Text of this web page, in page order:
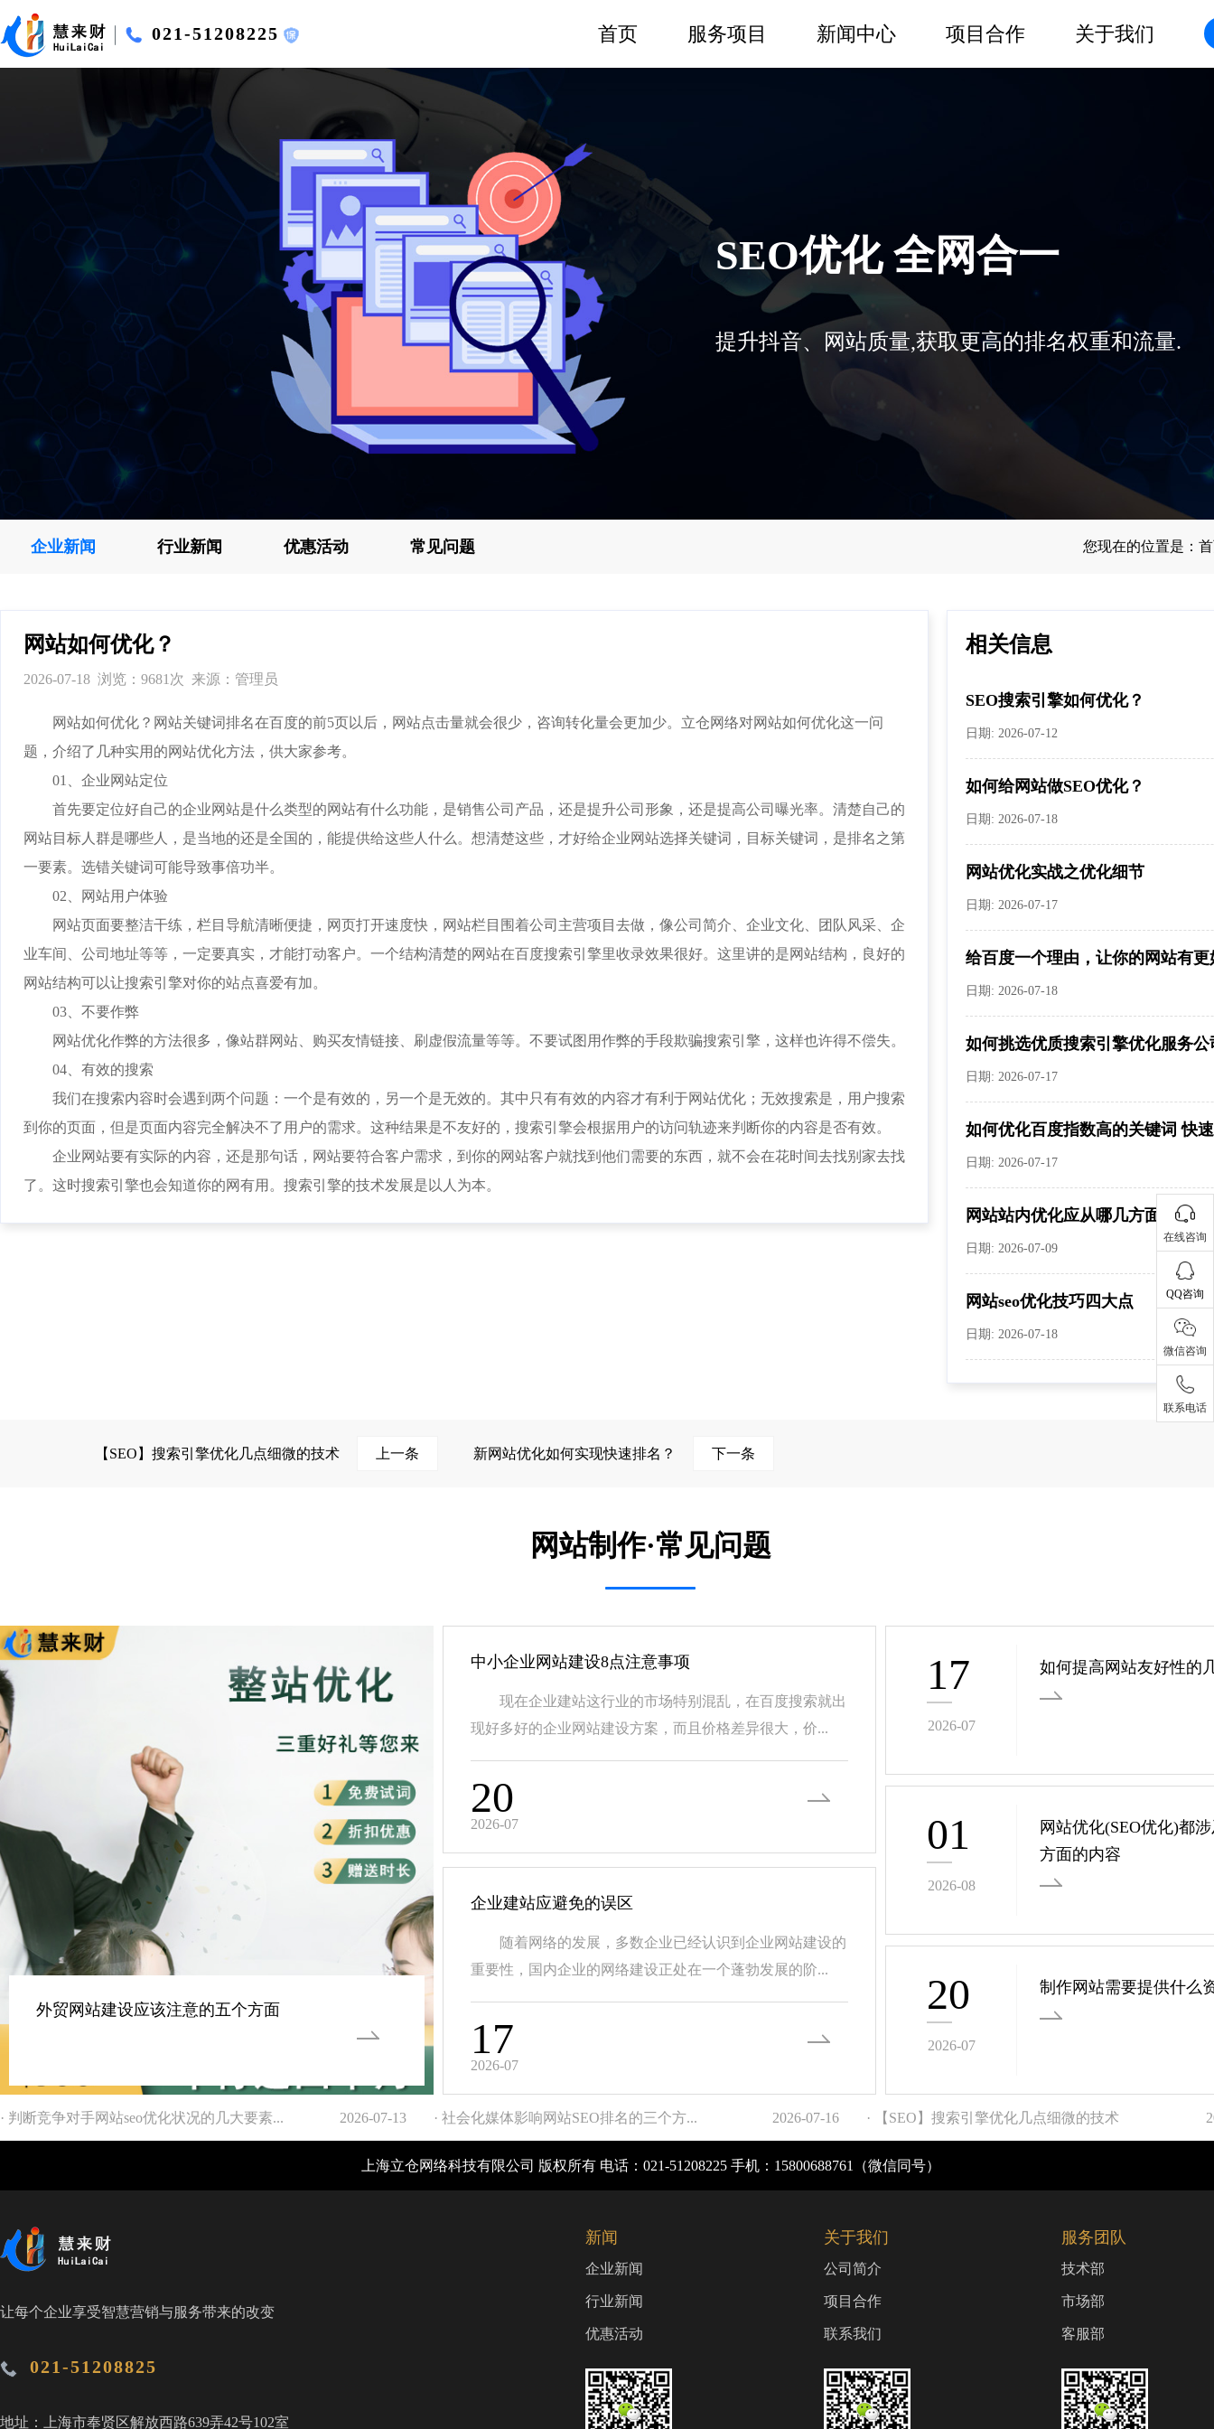
021-51208225 首页 服务项目 新闻中心 项目合作 关于我们
SEO优化 全网合一
提升抖音、网站质量,获取更高的排名权重和流量.
企业新闻 行业新闻 优惠活动 常见问题 您现在的位置是：
网站如何优化？
2026-07-18 浏览：9681次 来源：管理员
网站如何优化？网站关键词排名在百度的前5页以后，网站点击量就会很少，咨询转化量会更加少。立仓网络对网站如何优化这一问
题，介绍了几种实用的网站优化方法，供大家参考。
01、企业网站定位
首先要定位好自己的企业网站是什么类型的网站有什么功能，是销售公司产品，还是提升公司形象，还是提高公司曝光率。清楚自己的
网站目标人群是哪些人，是当地的还是全国的，能提供给这些人什么。想清楚这些，才好给企业网站选择关键词，目标关键词，是排名之第
一要素。选错关键词可能导致事倍功半。
02、网站用户体验
网站页面要整洁干练，栏目导航清晰便捷，网页打开速度快，网站栏目围着公司主营项目去做，像公司简介、企业文化、团队风采、企
业车间、公司地址等等，一定要真实，才能打动客户。一个结构清楚的网站在百度搜索引擎里收录效果很好。这里讲的是网站结构，良好的
网站结构可以让搜索引擎对你的站点喜爱有加。
03、不要作弊
网站优化作弊的方法很多，像站群网站、购买友情链接、刷虚假流量等等。不要试图用作弊的手段欺骗搜索引擎，这样也许得不偿失。
04、有效的搜索
我们在搜索内容时会遇到两个问题：一个是有效的，另一个是无效的。其中只有有效的内容才有利于网站优化；无效搜索是，用户搜索
到你的页面，但是页面内容完全解决不了用户的需求。这种结果是不友好的，搜索引擎会根据用户的访问轨迹来判断你的内容是否有效。
企业网站要有实际的内容，还是那句话，网站要符合客户需求，到你的网站客户就找到他们需要的东西，就不会在花时间去找别家去找
了。这时搜索引擎也会知道你的网有用。搜索引擎的技术发展是以人为本。
相关信息
SEO搜索引擎如何优化？
日期: 2026-07-12
如何给网站做SEO优化？
日期: 2026-07-18
网站优化实战之优化细节
日期: 2026-07-17
给百度一个理由，让你的网站有更
日期: 2026-07-18
如何挑选优质搜索引擎优化服务公
日期: 2026-07-17
如何优化百度指数高的关键词 快
日期: 2026-07-17
网站站内优化应从哪几方面入手
日期: 2026-07-09
网站seo优化技巧四大点
日期: 2026-07-18
【SEO】搜索引擎优化几点细微的技术 上一条 新网站优化如何实现快速排名？ 下一条
网站制作·常见问题
外贸网站建设应该注意的五个方面
中小企业网站建设8点注意事项
现在企业建站这行业的市场特别混乱，在百度搜索就出
现好多好的企业网站建设方案，而且价格差异很大，价...
20
2026-07
企业建站应避免的误区
随着网络的发展，多数企业已经认识到企业网站建设的
重要性，国内企业的网络建设正处在一个蓬勃发展的阶...
17
2026-07
17
2026-07
如何提高网站友好性的
01
2026-08
网站优化(SEO优化)都
方面的内容
20
2026-07
制作网站需要提供什么
2026-07-13
· 判断竞争对手网站seo优化状况的几大要素... 2026-07-16
· 社会化媒体影响网站SEO排名的三个方... · 【SEO】搜索引擎优化几点细微的技术
上海立仓网络科技有限公司 版权所有 电话：021-51208225 手机：15800688761（微信同号）
让每个企业享受智慧营销与服务带来的改变
021-51208825
地址：上海市奉贤区解放西路639弄42号102室
新闻
企业新闻
行业新闻
优惠活动
关于我们
公司简介
项目合作
联系我们
服务团队
技术部
市场部
客服部
在线咨询
QQ咨询
微信咨询
联系电话